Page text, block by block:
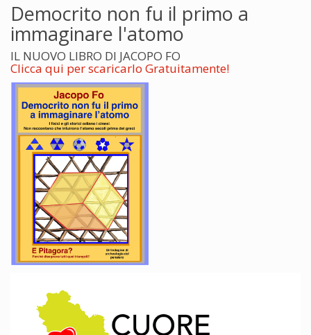
Democrito non fu il primo a
immaginare l'atomo
IL NUOVO LIBRO DI JACOPO FO
Clicca qui per scaricarlo Gratuitamente!